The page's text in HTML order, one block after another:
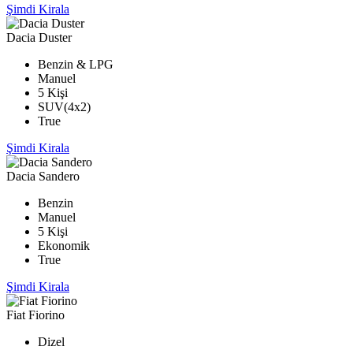
Şimdi Kirala
Dacia Duster
Benzin & LPG
Manuel
5 Kişi
SUV(4x2)
True
Şimdi Kirala
Dacia Sandero
Benzin
Manuel
5 Kişi
Ekonomik
True
Şimdi Kirala
Fiat Fiorino
Dizel